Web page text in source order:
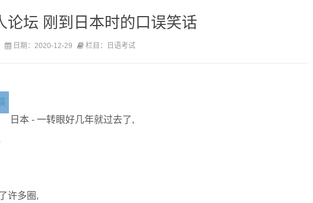
论坛 刚到日本时的口误笑话
日期：2020-12-29 栏目：日语考试
日本 - 一转眼好几年就过去了,
许多圈,